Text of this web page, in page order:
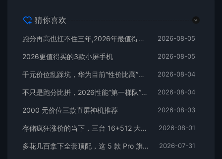
猜你喜欢
跑分再高也扛不住三年,2026年最值得长期用的5款手机 2026-08-05
2026更值得买的3款小屏手机 2026-08-05
千元价位乱踩坑，华为目前“性价比高”的3款手机 2026-08-04
不只是跑分比拼，2026性能“第一梯队”的旗舰手机 2026-08-04
2000 元价位三款直屏神机推荐 2026-08-03
存储疯狂涨价的当下，三台 16+512 大存储旗舰，一步告别清内存内耗 2026-08-01
多花几百拿下全套顶配，这 5 款 Pro 旗舰，一步到位用好多年 2026-07-31